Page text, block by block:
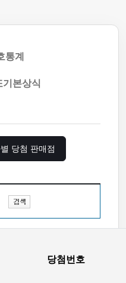
통계
기본상식
당첨 판매점
당첨번호